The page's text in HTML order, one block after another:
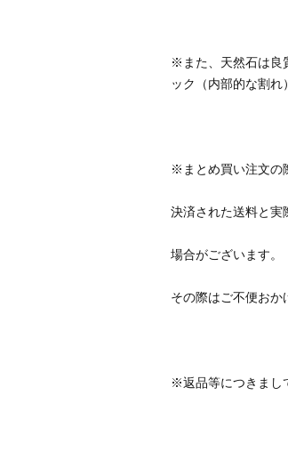
※また、天然石は良
※返品等につきまし